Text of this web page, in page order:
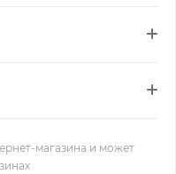
магазина и может